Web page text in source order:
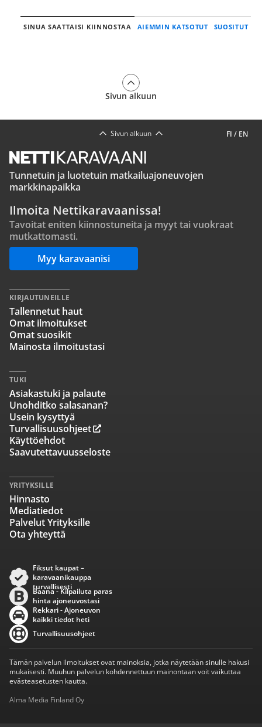
SINUA SAATTAISI KIINNOSTAA AIEMMIN KATSOTUT SUOSITUT
Sivun alkuun
FI / EN
Sivun alkuun
Tunnetuin ja luotetuin matkailuajoneuvojen
markkinapaikka
Ilmoita Nettikaravaanissa!
Tavoitat eniten kiinnostuneita ja myyt tai vuokraat
mutkattomasti.
Myy karavaanisi
KIRJAUTUNEILLE
Tallennetut haut
Omat ilmoitukset
Omat suosikit
Mainosta ilmoitustasi
TUKI
Asiakastuki ja palaute
Unohditko salasanan?
Usein kysyttyä
Turvallisuusohjeet
Käyttöehdot
Saavutettavuusseloste
YRITYKSILLE
Hinnasto
Mediatiedot
Palvelut Yrityksille
Ota yhteyttä
Fiksut kaupat –
karavaanikauppa
turvallisesti
Baana - Kilpailuta paras
hinta ajoneuvostasi
Rekkari - Ajoneuvon
kaikki tiedot heti
Turvallisuusohjeet
Tämän palvelun ilmoitukset ovat mainoksia, jotka näytetään sinulle hakusi
mukaisesti. Muuhun palvelun kohdennettuun mainontaan voit vaikuttaa
evästeasetusten kautta.
Alma Media Finland Oy